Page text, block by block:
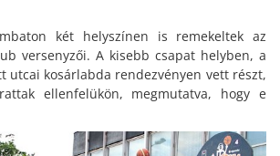
két helyszínen is remekeltek az
versenyzői. A kisebb csapat helyben, a
utcai kosárlabda rendezvényen vett részt,
ellenfelükön, megmutatva, hogy e